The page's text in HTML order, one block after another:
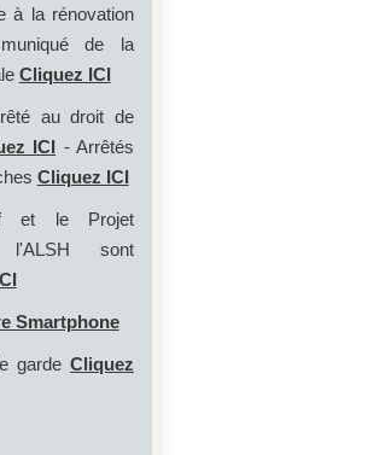
à la rénovation
de la
Cliquez ICI
au droit de
ICI - Arrêtés
Cliquez ICI
et le Projet
l'ALSH sont
Smartphone
garde Cliquez